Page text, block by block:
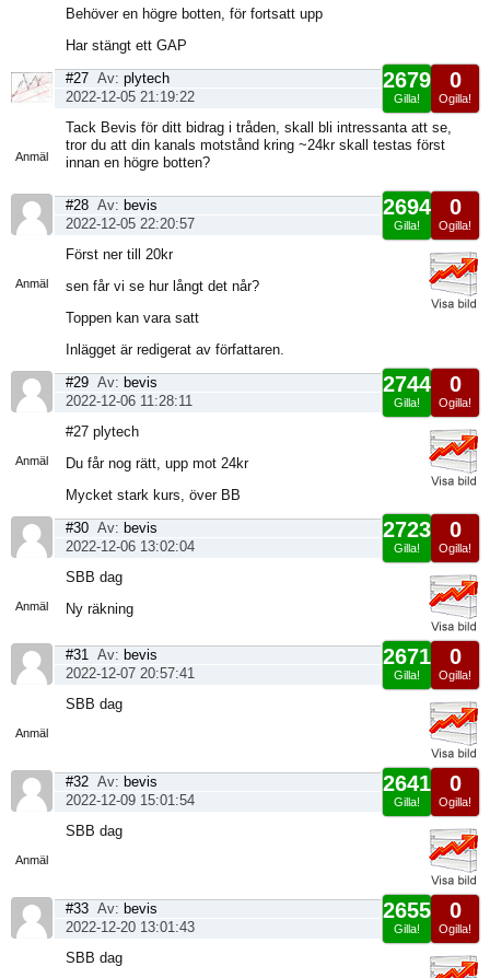
Behöver en högre botten, för fortsatt upp
Har stängt ett GAP
Anmäl
0
Ogilla!
2679
Gilla!
#27 Av: plytech
2022-12-05 21:19:22
Tack Bevis för ditt bidrag i tråden, skall bli intressanta att se,
tror du att din kanals motstånd kring ~24kr skall testas först
innan en högre botten?
Anmäl
0
Ogilla!
2694
Gilla!
#28 Av: bevis
2022-12-05 22:20:57
Först ner till 20kr
sen får vi se hur långt det når?
Toppen kan vara satt
Inlägget är redigerat av författaren.
Anmäl
0
Ogilla!
2744
Gilla!
#29 Av: bevis
2022-12-06 11:28:11
#27 plytech
Du får nog rätt, upp mot 24kr
Mycket stark kurs, över BB
Anmäl
0
Ogilla!
2723
Gilla!
#30 Av: bevis
2022-12-06 13:02:04
SBB dag
Ny räkning
Anmäl
0
Ogilla!
2671
Gilla!
#31 Av: bevis
2022-12-07 20:57:41
SBB dag
Anmäl
0
Ogilla!
2641
Gilla!
#32 Av: bevis
2022-12-09 15:01:54
SBB dag
0
Ogilla!
2655
Gilla!
#33 Av: bevis
2022-12-20 13:01:43
SBB dag